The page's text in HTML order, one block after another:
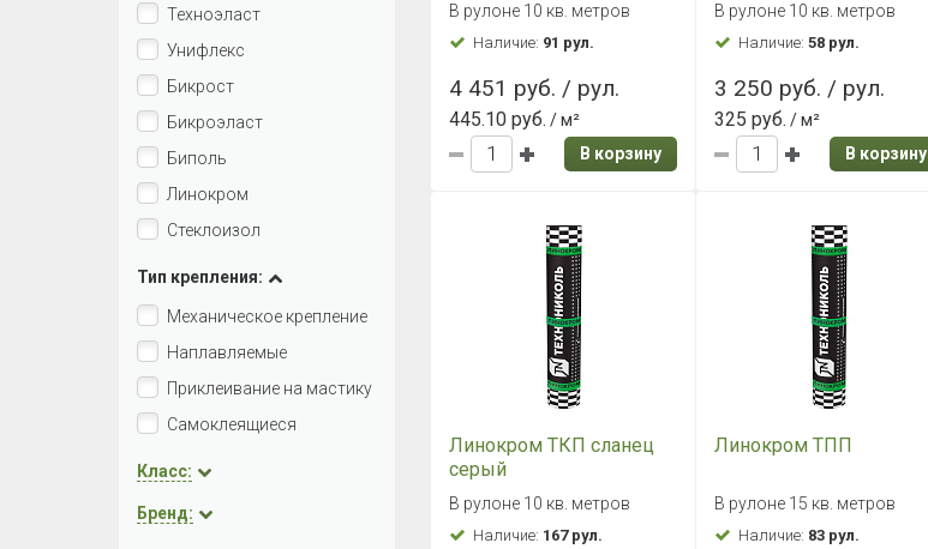
В рулоне 10 кв. метров
Наличие: 91 рул.
4 451 руб. / рул.
445.10 руб. / м²
В корзину
В рулоне 10 кв. метров
Наличие:58 рул.
3 250 руб. / рул.
325 руб. / м²
В корзину
Линокром ТКП сланец
серый
В рулоне 10 кв. метров
Наличие: 167 рул.
Линокром ТПП
В рулоне 15 кв. метров
Наличие: 83 рул.
Техноэласт
Унифлекс
Бикрост
Бикроэласт
Биполь
Линокром
Стеклоизол
Тип крепления:
Механическое крепление
Наплавляемые
Приклеивание на мастику
Самоклеящиеся
Класс:
Бренд: